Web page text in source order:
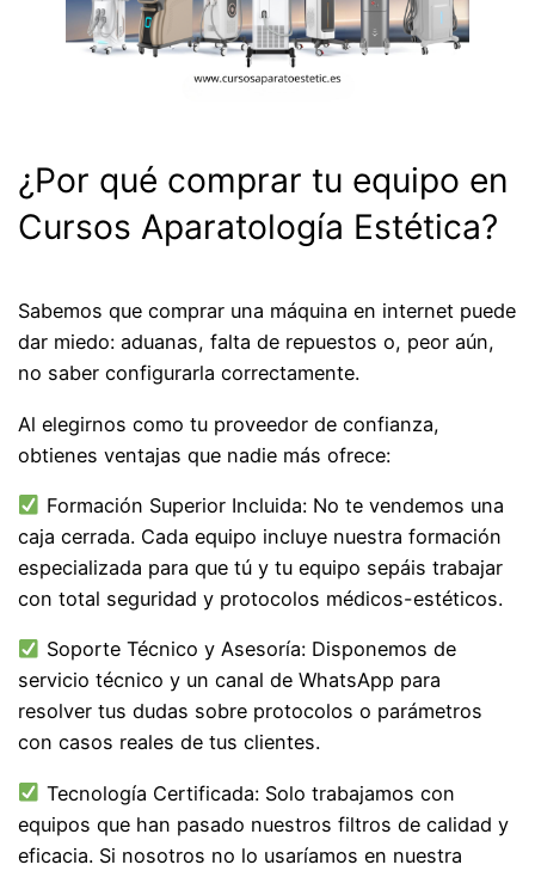
¿Por qué comprar tu equipo en
Cursos Aparatología Estética?
Sabemos que comprar una máquina en internet puede
dar miedo: aduanas, falta de repuestos o, peor aún,
no saber configurarla correctamente.
Al elegirnos como tu proveedor de confianza,
obtienes ventajas que nadie más ofrece:
Formación Superior Incluida: No te vendemos una
caja cerrada. Cada equipo incluye nuestra formación
especializada para que tú y tu equipo sepáis trabajar
con total seguridad y protocolos médicos-estéticos.
Soporte Técnico y Asesoría: Disponemos de
servicio técnico y un canal de WhatsApp para
resolver tus dudas sobre protocolos o parámetros
con casos reales de tus clientes.
Tecnología Certificada: Solo trabajamos con
equipos que han pasado nuestros filtros de calidad y
eficacia. Si nosotros no lo usaríamos en nuestra